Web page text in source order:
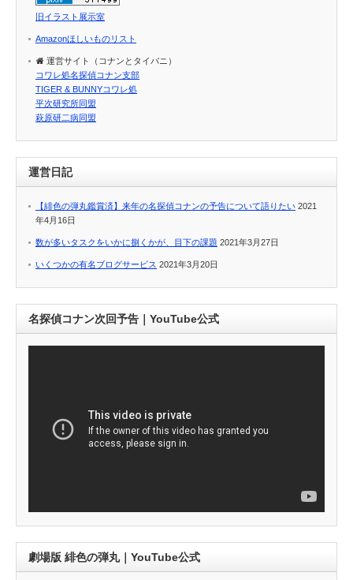
旧イラスト展示室
Amazonほしいものリスト
運営サイト（コナンとタイバニ）
コワレ処名探偵コナン支部
TIGER & BUNNYコワレ処
平次研究所同盟
萩原研二病同盟
運営日記
【緋色の弾丸鑑賞済】来年の名探偵コナンの予告について語りたい 2021
年4月16日
数が多いタスクをいかに捌くかが、目下の課題 2021年3月27日
いくつかの有名ブログサービス 2021年3月20日
名探偵コナン次回予告｜YouTube公式
劇場版 緋色の弾丸｜YouTube公式